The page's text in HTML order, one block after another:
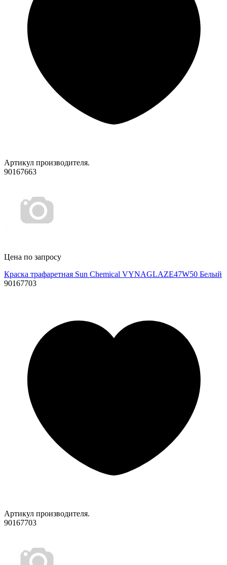
Артикул производителя.
90167663
Цена по запросу
Краска трафаретная Sun Chemical VYNAGLAZE47W50 Белый
90167703
Артикул производителя.
90167703